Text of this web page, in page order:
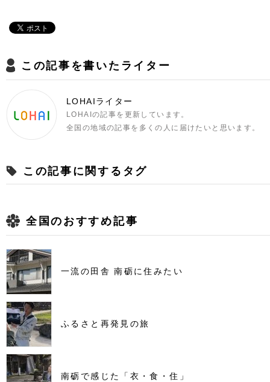
この記事を書いたライター
LOHAIライター
LOHAIの記事を更新しています。
全国の地域の記事を多くの人に届けたいと思います。
この記事に関するタグ
全国のおすすめ記事
一流の田舎 南砺に住みたい
ふるさと再発見の旅
南砺で感じた「衣・食・住」